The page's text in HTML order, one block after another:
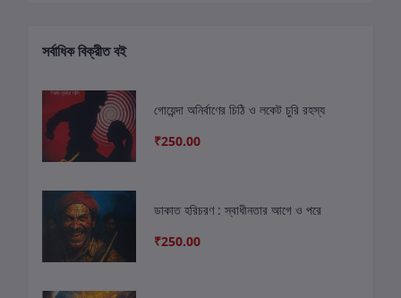
সর্বাধিক বিক্রীত বই
গোয়েন্দা অনির্বাণের চিঠি ও লকেট চুরি রহস্য
₹250.00
ডাকাত হরিচরণ : স্বাধীনতার আগে ও পরে
₹250.00